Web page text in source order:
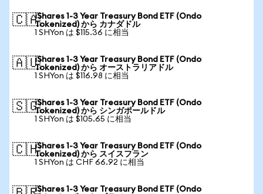
🇨🇦iShares 1-3 Year Treasury Bond ETF (Ondo
Tokenized) から カナダドル
1 SHYon は $115.36 に相当
🇦🇺iShares 1-3 Year Treasury Bond ETF (Ondo
Tokenized) から オーストラリアドル
1 SHYon は $116.98 に相当
🇸🇬iShares 1-3 Year Treasury Bond ETF (Ondo
Tokenized) から シンガポールドル
1 SHYon は $105.65 に相当
🇨🇭iShares 1-3 Year Treasury Bond ETF (Ondo
Tokenized) から スイスフラン
1 SHYon は CHF 66.92 に相当
iShares 1-3 Year Treasury Bond ETF (Ondo